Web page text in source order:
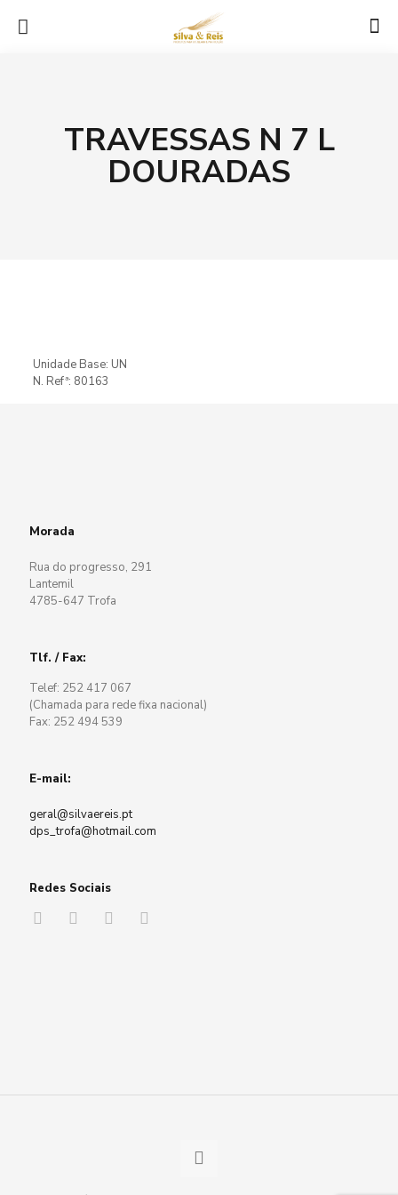
TRAVESSAS N 7 L
DOURADAS
Unidade Base: UN
N. Refª: 80163
Morada
Rua do progresso, 291
Lantemil
4785-647 Trofa
Tlf. / Fax:
Telef: 252 417 067
(Chamada para rede fixa nacional)
Fax: 252 494 539
E-mail:
geral@silvaereis.pt
dps_trofa@hotmail.com
Redes Sociais